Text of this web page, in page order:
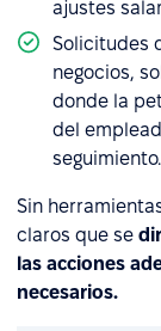
ajustes
Solicitudes
negocios,
donde la
del
seguimiento.
Sin
claros que se
las acciones
necesarios.